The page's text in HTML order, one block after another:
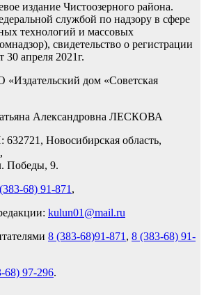
издание Чистоозерного района.
службой по надзору в сфере
технологий и массовых
свидетельство о регистрации
апреля 2021г.
дом «Советская
Александровна ЛЕСКОВА
Новосибирская область,
Победы, 9.
68) 91-871 ,
kulun01@mail.ru
8 (383-68)91-871 , 8 (383-68) 91-
68) 97-296.